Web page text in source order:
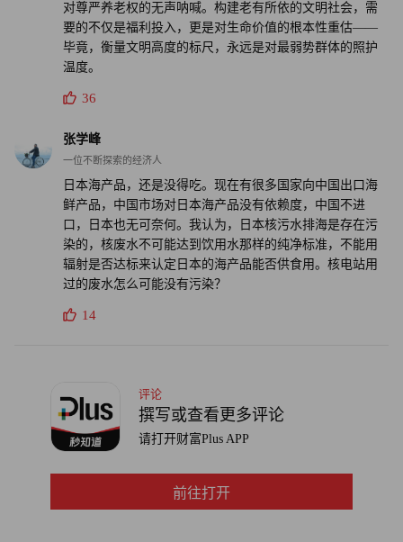
对尊严养老权的无声呐喊。构建老有所依的文明社会，需
要的不仅是福利投入，更是对生命价值的根本性重估——
毕竟，衡量文明高度的标尺，永远是对最弱势群体的照护
温度。
36
张学峰
一位不断探索的经济人
日本海产品，还是没得吃。现在有很多国家向中国出口海
鲜产品，中国市场对日本海产品没有依赖度，中国不进
口，日本也无可奈何。我认为，日本核污水排海是存在污
染的，核废水不可能达到饮用水那样的纯净标准，不能用
辐射是否达标来认定日本的海产品能否供食用。核电站用
过的废水怎么可能没有污染？
14
评论
撰写或查看更多评论
请打开财富Plus APP
前往打开